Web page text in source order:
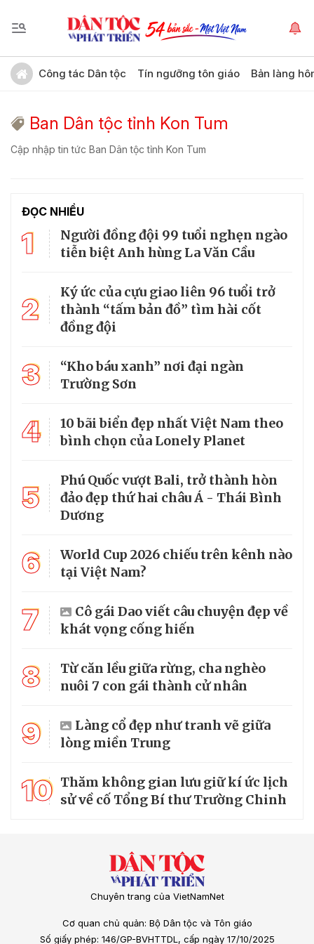
Công tác Dân tộc Tín ngưỡng tôn giáo Bản làng
Ban Dân tộc tỉnh Kon Tum
Cập nhập tin tức Ban Dân tộc tỉnh Kon Tum
ĐỌC NHIỀU
1
Người đồng đội 99 tuổi nghẹn ngào
tiễn biệt Anh hùng La Văn Cầu
2
Ký ức của cựu giao liên 96 tuổi trở
thành “tấm bản đồ” tìm hài cốt
đồng đội
3
“Kho báu xanh” nơi đại ngàn
Trường Sơn
4
10 bãi biển đẹp nhất Việt Nam theo
bình chọn của Lonely Planet
5
Phú Quốc vượt Bali, trở thành hòn
đảo đẹp thứ hai châu Á - Thái Bình
Dương
6
World Cup 2026 chiếu trên kênh nào
tại Việt Nam?
7
Cô gái Dao viết câu chuyện đẹp về
khát vọng cống hiến
8
Từ căn lều giữa rừng, cha nghèo
nuôi 7 con gái thành cử nhân
9
Làng cổ đẹp như tranh vẽ giữa
lòng miền Trung
10 Thăm không gian lưu giữ kí ức lịch
sử về cố Tổng Bí thư Trường Chinh
Chuyên trang của VietNamNet
Cơ quan chủ quản: Bộ Dân tộc và Tôn giáo
Số giấy phép: 146/GP-BVHTTDL, cấp ngày 17/10/2025